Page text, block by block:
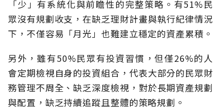
「少」有系統化與前瞻性的完整策略。有51%民
眾沒有規劃收支，在缺乏理財計畫與執行紀律情況
下，不僅容易「月光」也難建立穩定的資產累積。
另外，雖有50%民眾有投資習慣，但僅26%的人
會定期檢視自身的投資組合，代表大部分的民眾財
務管理不周全、缺乏深度檢視，對於長期資產規劃
與配置，缺乏持續追蹤且整體的策略規劃。